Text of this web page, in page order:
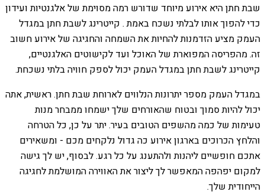
שבת חתן היא אירוע מיוחד שדורש רמה מסוימת של אלגנטיות ועידון
כדי להפוך אותו לבלתי נשכח באמת . קייטרינג לשבת חתן במגדל
העמק מציע הזדמנות להחיות את השמחה והחגיגה של אירוע חשוב
זה. מהפריסה המפוארת של האוכל ועד לקישוטים האלגנטיים,
קייטרינג לשבת חתן במגדל העמק יכול לספק חוויה בלתי נשכחת.
במגדל העמק מספר יתרונות הנלווים לארוחת שבת חתן. ראשית, אתה
יכול להיות סמוך ובטוח שהאורחים שלך ישמחו ממבחר מנות
טעימות של כמה מהשפים הטובים בעיר. יתר על כן, כל הטרחה
והלחץ הכרוכים בארגון אירוע כה גדול נלקחים מכם - ומשאירים
אתכם חופשיים ליהנות ולהתענג על כל רגע. לבסוף, יש לך גישה
למקום יפהפה המאפשר לך ליצור את האווירה המושלמת לחגיגה
הייחודית שלך.